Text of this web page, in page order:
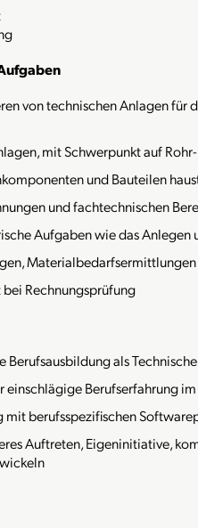
von technischen Anlagen
mit Schwerpunkt auf
und Bauteilen
und fachtechnischen
Aufgaben wie das
Materialbedarfsermittlungen
Rechnungsprüfung
Berufsausbildung als
einschlägige Berufserfahrung
mit berufsspezifischen
Auftreten, Eigeninitiative,